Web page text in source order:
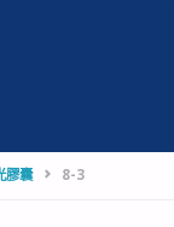
膠囊 8-3